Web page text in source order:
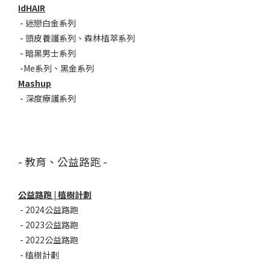
IdHAIR
- 迷戀白金系列
- 頭皮養護系列 、 森林植萃系列
- 暗黑男士系列
-Me系列 、 黑金系列
Mashup
- 深度療護系列
- 教育、公益路跑 -
公益路跑 | 植樹計劃
- 2024公益路跑
- 2023公益路跑
- 2022公益路跑
- 植樹計劃